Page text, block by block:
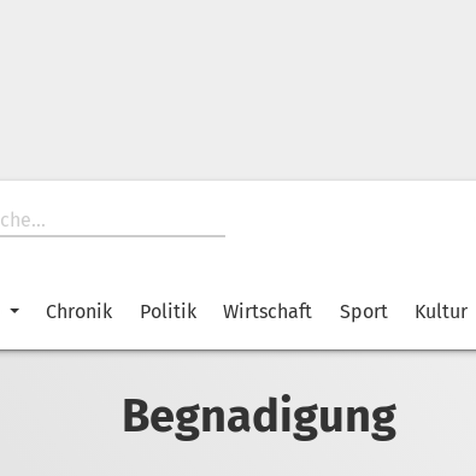
Chronik Politik Wirtschaft Sport Kultur
Begnadigung